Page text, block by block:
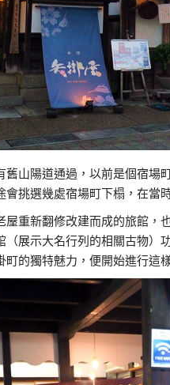
山陽道通過，以前是個宿場
挑選幾處宿場町下榻，在當
重新翻修改建而成的旅館，
（展示大名行列的相關古物）
的獨特魅力，便開始進行這